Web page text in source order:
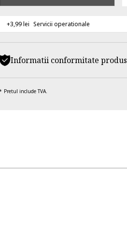
+3,99 lei Servicii operationale
Informatii conformitate produs
Pretul include TVA.